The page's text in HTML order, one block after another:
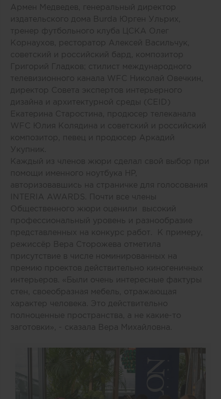
Армен Медведев, генеральный директор
издательского дома Burda Юрген Ульрих,
тренер футбольного клуба ЦСКА Олег
Корнаухов, ресторатор Алексей Васильчук,
советский и российский бард, композитор
Григорий Гладков; стилист международного
телевизионного канала WFC Николай Овечкин,
директор Совета экспертов интерьерного
дизайна и архитектурной среды (CEID)
Екатерина Старостина, продюсер телеканала
WFC Юлия Колядина и советский и российский
композитор, певец и продюсер Аркадий
Укупник.
Каждый из членов жюри сделал свой выбор при
помощи именного ноутбука HP,
авторизовавшись на страничке для голосования
INTERIA AWARDS. Почти все члены
Общественного жюри оценили высокий
профессиональный уровень и разнообразие
представленных на конкурс работ. К примеру,
режиссёр Вера Сторожева отметила
присутствие в числе номинированных на
премию проектов действительно киногеничных
интерьеров. «Были очень интересные фактуры
стен, своеобразная мебель, отражающая
характер человека. Это действительно
полноценные пространства, а не какие-то
заготовки», - сказала Вера Михайловна.